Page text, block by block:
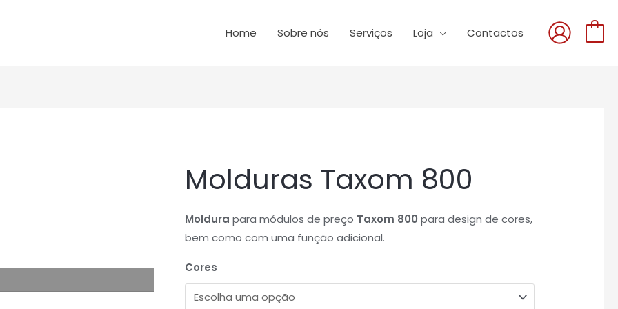
Home Sobre nós Serviços Loja Contactos
Molduras Taxom 800
Moldura para módulos de preço Taxom 800 para design de cores,
bem como com uma função adicional.
Cores
Quantidade
de
Taxom
800